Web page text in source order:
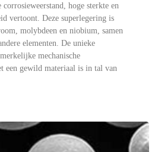
hoge sterkte en
vertoont. Deze superlegering is
molybdeen en niobium, samen
elementen. De unieke
mechanische
een gewild materiaal is in tal van